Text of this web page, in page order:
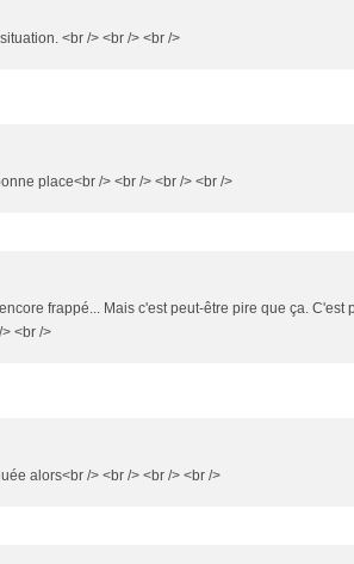
<br /> <br /> <br />
place<br /> <br /> <br /> <br />
frappé... Mais c'est peut-être pire que ça. C'est
<br />
alors<br /> <br /> <br /> <br />